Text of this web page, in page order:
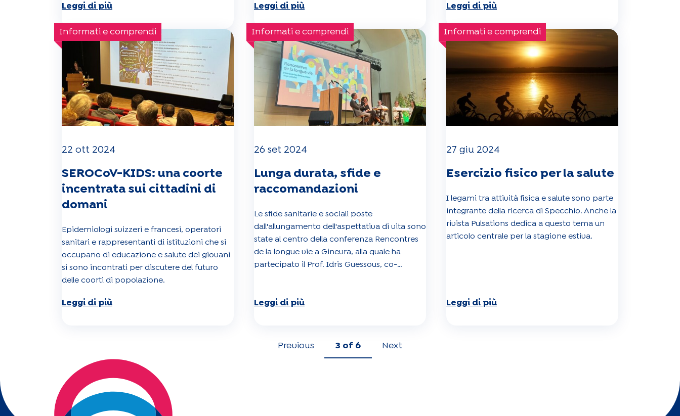
Leggi di più Leggi di più Leggi di più
Informati e comprendi
22 ott 2024
SEROCoV-KIDS: una coorte
incentrata sui cittadini di
domani
Epidemiologi svizzeri e francesi, operatori
sanitari e rappresentanti di istituzioni che si
occupano di educazione e salute dei giovani
si sono incontrati per discutere del futuro
delle coorti di popolazione.
Leggi di più
Informati e comprendi
26 set 2024
Lunga durata, sfide e
raccomandazioni
Le sfide sanitarie e sociali poste
dall'allungamento dell'aspettativa di vita sono
state al centro della conferenza Rencontres
de la longue vie a Ginevra, alla quale ha
partecipato il Prof. Idris Guessous, co-
Leggi di più
Informati e comprendi
27 giu 2024
Esercizio fisico per la salute
I legami tra attività fisica e salute sono parte
integrante della ricerca di Specchio. Anche la
rivista Pulsations dedica a questo tema un
articolo centrale per la stagione estiva.
Leggi di più
Previous 3 of 6 Next